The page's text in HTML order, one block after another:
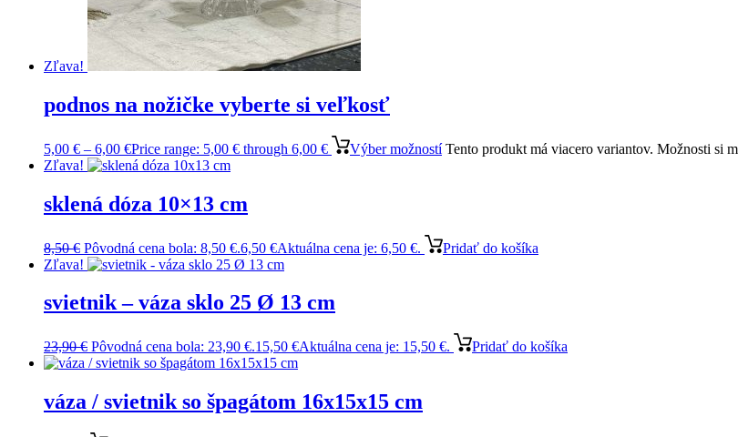
Zľava!
podnos na nožičke vyberte si veľkosť
5,00 € – 6,00 €Price range: 5,00 € through 6,00 € Výber možností Tento produkt má viacero variantov. Možnosti si
Zľava!
sklená dóza 10×13 cm
8,50€ Pôvodná cena bola: 8,50 €.6,50 €Aktuálna cena je: 6,50 €.
Pridať do košíka
Zľava!
svietnik – váza sklo 25 Ø 13 cm
23,90€ Pôvodná cena bola: 23,90 €.15,50 €Aktuálna cena je: 15,50 €. Pridať do košíka
váza / svietnik so špagátom 16x15x15 cm